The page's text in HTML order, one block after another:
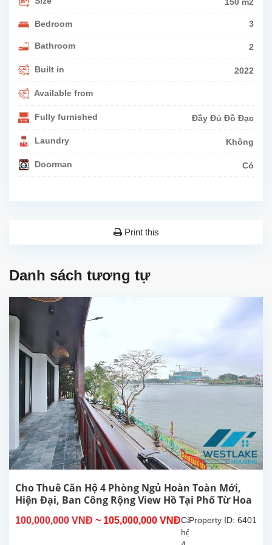
150 m2
Bedroom 3
Bathroom 2
Built in 2022
Available from
Fully furnished Đầy Đủ Đồ Đạc
Laundry Không
Doorman Có
Print this
Danh sách tương tự
Cho Thuê Căn Hộ 4 Phòng Ngủ Hoàn Toàn Mới,
Hiện Đại, Ban Công Rộng View Hồ Tại Phố Từ Hoa
100,000,000 VNĐ ~ 105,000,000 VNĐ Property ID: 6401
Căn
hộ